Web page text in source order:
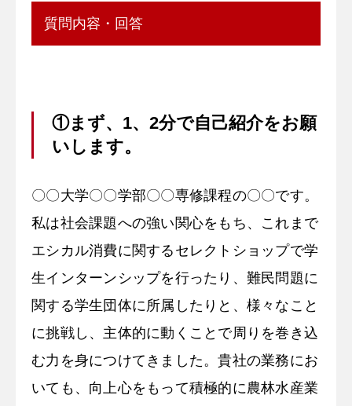
質問内容・回答
①まず、1、2分で自己紹介をお願
いします。
〇〇大学〇〇学部〇〇専修課程の〇〇です。
私は社会課題への強い関心をもち、これまで
エシカル消費に関するセレクトショップで学
生インターンシップを行ったり、難民問題に
関する学生団体に所属したりと、様々なこと
に挑戦し、主体的に動くことで周りを巻き込
む力を身につけてきました。貴社の業務にお
いても、向上心をもって積極的に農林水産業